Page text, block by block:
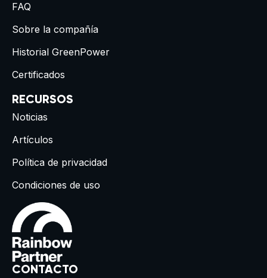
FAQ
Sobre la compañía
Historial GreenPower
Certificados
RECURSOS
Noticias
Artículos
Política de privacidad
Condiciones de uso
CONTACTO